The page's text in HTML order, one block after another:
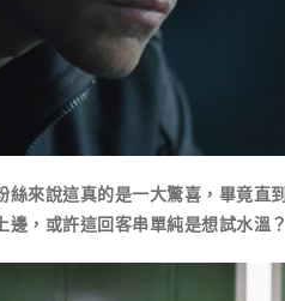
來說這真的是一大驚喜，畢竟直
，或許這回客串單純是想試水溫？